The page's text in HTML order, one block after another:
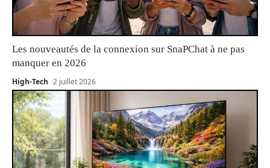
Les nouveautés de la connexion sur SnaPChat à ne pas
manquer en 2026
High-Tech 2 juillet 2026